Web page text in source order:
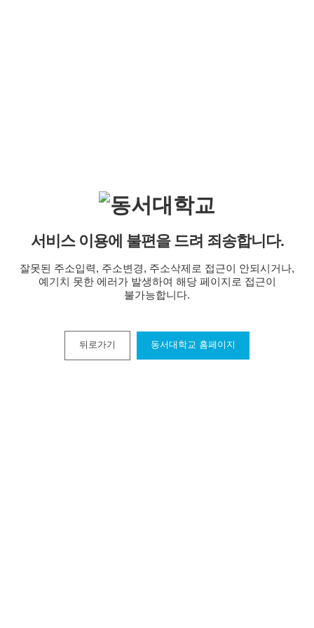
서비스 이용에 불편을 드려 죄송합니다.
잘못된 주소입력, 주소변경, 주소삭제로 접근이 안되시거나,
예기치 못한 에러가 발생하여 해당 페이지로 접근이
불가능합니다.
뒤로가기 동서대학교 홈페이지